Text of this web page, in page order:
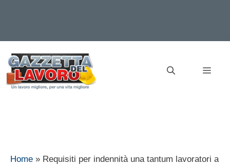
contenuto
Home » Requisiti per indennità una tantum lavoratori a